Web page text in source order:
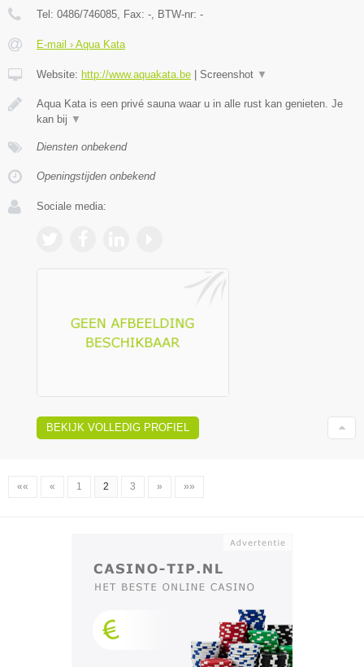
Tel: 0486/746085 , Fax: - , BTW-nr: -
E-mail › Aqua Kata
Website: http://www.aquakata.be | Screenshot ▼
Aqua Kata is een privé sauna waar u in alle rust kan genieten. Je
kan bij ▼
Diensten onbekend
Openingstijden onbekend
Sociale media:
BEKIJK VOLLEDIG PROFIEL
«« « 1 2 3 » »»